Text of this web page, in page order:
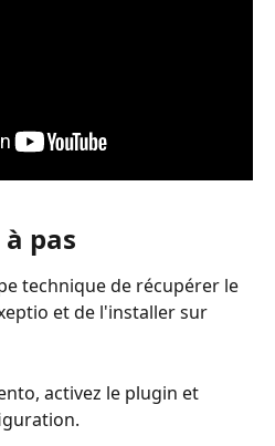
pas
technique de récupérer le
et de l'installer sur
activez le plugin et